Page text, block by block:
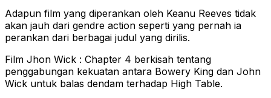
Adapun film yang diperankan oleh Keanu Reeves tidak
akan jauh dari gendre action seperti yang pernah ia
perankan dari berbagai judul yang dirilis.
Film Jhon Wick : Chapter 4 berkisah tentang
penggabungan kekuatan antara Bowery King dan John
Wick untuk balas dendam terhadap High Table.